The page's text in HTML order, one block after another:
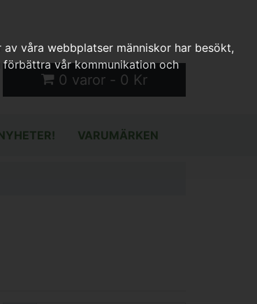
0 varor - 0 Kr
VARUMÄRKEN
våra webbplatser människor har besökt,
vår kommunikation och